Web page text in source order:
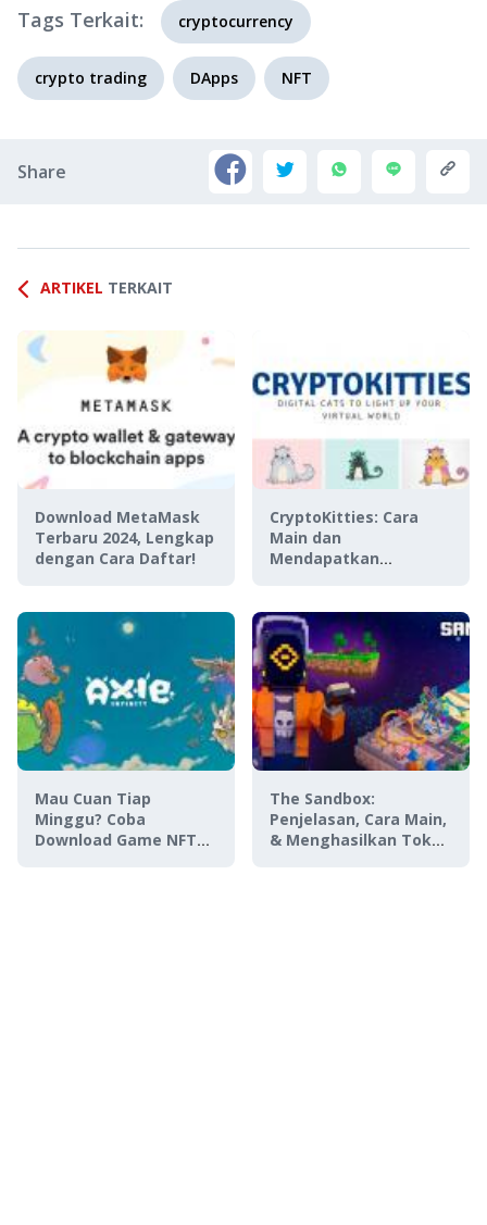
Tags Terkait: cryptocurrency
crypto trading DApps NFT
Share
ARTIKEL TERKAIT
Download MetaMask
Terbaru 2024, Lengkap
dengan Cara Daftar!
CryptoKitties: Cara
Main dan
Mendapatkan
Mau Cuan Tiap
Minggu? Coba
Download Game NFT
The Sandbox:
Penjelasan, Cara Main,
& Menghasilkan Token